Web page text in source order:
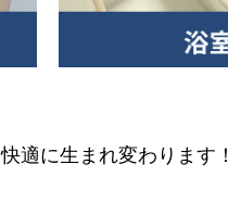
適に生まれ変わります！